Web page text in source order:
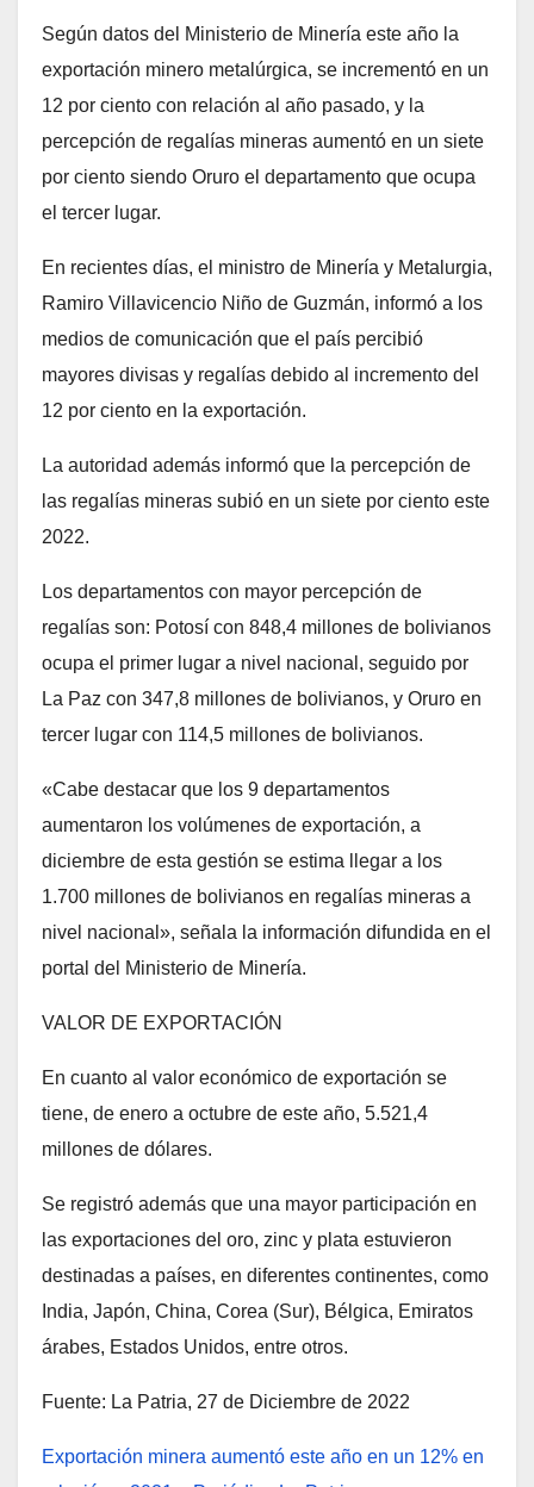
Según datos del Ministerio de Minería este año la
exportación minero metalúrgica, se incrementó en un
12 por ciento con relación al año pasado, y la
percepción de regalías mineras aumentó en un siete
por ciento siendo Oruro el departamento que ocupa
el tercer lugar.
En recientes días, el ministro de Minería y Metalurgia,
Ramiro Villavicencio Niño de Guzmán, informó a los
medios de comunicación que el país percibió
mayores divisas y regalías debido al incremento del
12 por ciento en la exportación.
La autoridad además informó que la percepción de
las regalías mineras subió en un siete por ciento este
2022.
Los departamentos con mayor percepción de
regalías son: Potosí con 848,4 millones de bolivianos
ocupa el primer lugar a nivel nacional, seguido por
La Paz con 347,8 millones de bolivianos, y Oruro en
tercer lugar con 114,5 millones de bolivianos.
«Cabe destacar que los 9 departamentos
aumentaron los volúmenes de exportación, a
diciembre de esta gestión se estima llegar a los
1.700 millones de bolivianos en regalías mineras a
nivel nacional», señala la información difundida en el
portal del Ministerio de Minería.
VALOR DE EXPORTACIÓN
En cuanto al valor económico de exportación se
tiene, de enero a octubre de este año, 5.521,4
millones de dólares.
Se registró además que una mayor participación en
las exportaciones del oro, zinc y plata estuvieron
destinadas a países, en diferentes continentes, como
India, Japón, China, Corea (Sur), Bélgica, Emiratos
árabes, Estados Unidos, entre otros.
Fuente: La Patria, 27 de Diciembre de 2022
Exportación minera aumentó este año en un 12% en